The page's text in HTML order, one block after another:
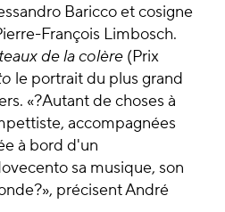
Baricco et cosigne
François Limbosch.
de la colère (Prix
le portrait du plus grand
«?Autant de choses à
accompagnées
à bord d'un
sa musique, son
précisent André